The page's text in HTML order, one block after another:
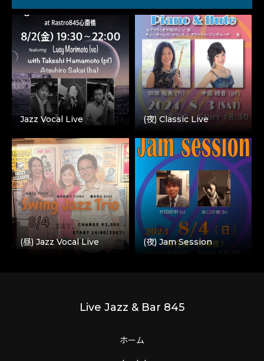
Jazz Vocal Live (夜) Classic Live
(昼) Jazz Vocal Live (夜) Jam Session
Live Jazz & Bar 845
ホーム